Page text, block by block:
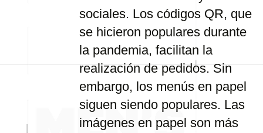
sociales. Los códigos QR, que
se hicieron populares durante
la pandemia, facilitan la
realización de pedidos. Sin
embargo, los menús en papel
siguen siendo populares. Las
imágenes en papel son más